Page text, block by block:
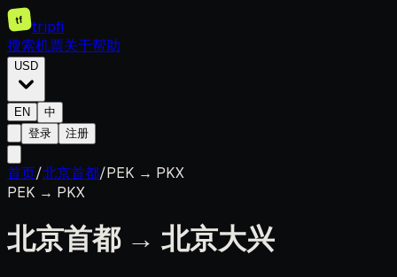
tf
tripfi
搜索机票关于帮助
USD
EN
中
登录
注册
首页/北京首都/PEK → PKX
PEK → PKX
北京首都 → 北京大兴